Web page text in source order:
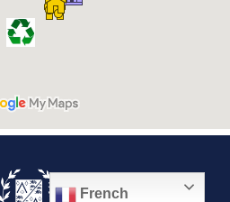
French